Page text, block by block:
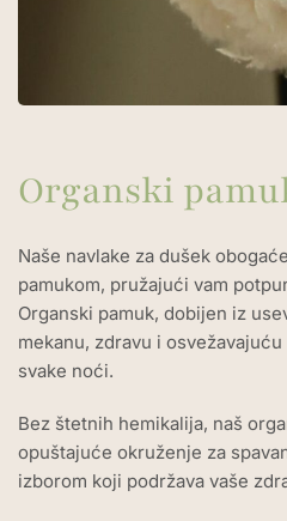
Organski
Naše navlake za dušek
pamukom, pružajući vam
Organski pamuk, dobijen iz
mekanu, zdravu i
svake noći.
Bez štetnih hemikalija, naš
opuštajuće okruženje za
izborom koji podržava vaše